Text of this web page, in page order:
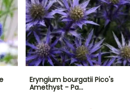
Eryngium bourgatii Pico's
Amethyst - Pa…